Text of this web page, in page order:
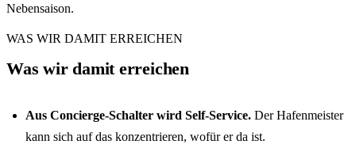
Nebensaison.
WAS WIR DAMIT ERREICHEN
Was wir damit erreichen
Aus Concierge-Schalter wird Self-Service. Der Hafenmeister
kann sich auf das konzentrieren, wofür er da ist.